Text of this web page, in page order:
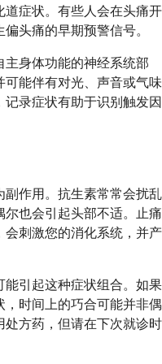
道症状。有些人会在头痛开
头痛的早期预警信号。
身体功能的神经系统部
能伴有对光、声音或气味
录症状有助于识别触发因
作用。抗生素常常会扰乱
也会引起头部不适。止痛
刺激您的消化系统，并产
能引起这种症状组合。如果
时间上的巧合可能并非偶
方药，但请在下次就诊时